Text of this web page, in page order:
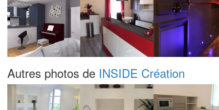
Autres photos de INSIDE Création